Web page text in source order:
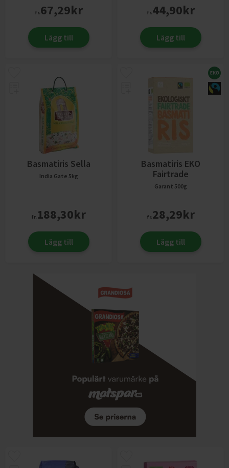
fr.67,29kr
Lägg till
fr.44,90kr
Lägg till
Basmatiris Sella
India Gate 5kg
fr. 188,30kr
Lägg till
Basmatiris EKO
Fairtrade
Garant 500g
fr.28,29kr
Lägg till